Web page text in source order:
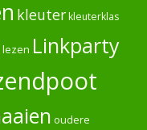
kleuterkleuterklas
lezen Linkparty
oudere